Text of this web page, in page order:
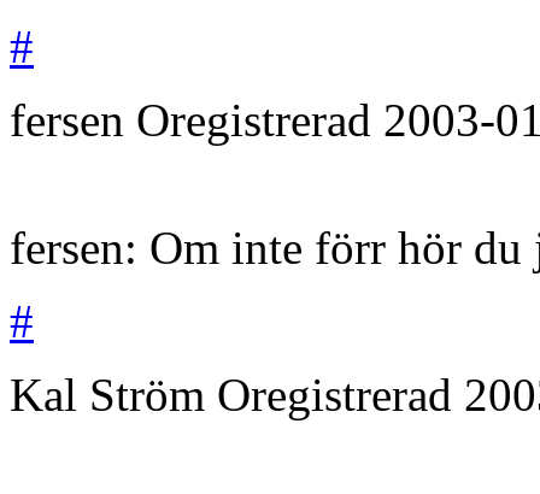
#
fersen Oregistrerad 2003-
fersen: Om inte förr hör du
#
Kal Ström Oregistrerad